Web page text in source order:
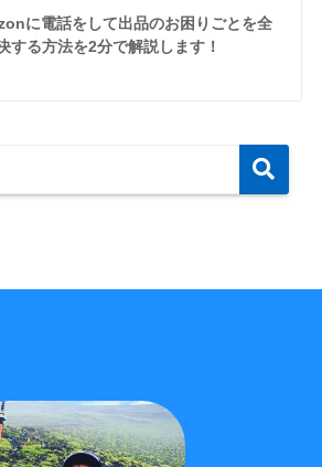
に電話をして出品のお困りごとを全
する方法を2分で解説します！